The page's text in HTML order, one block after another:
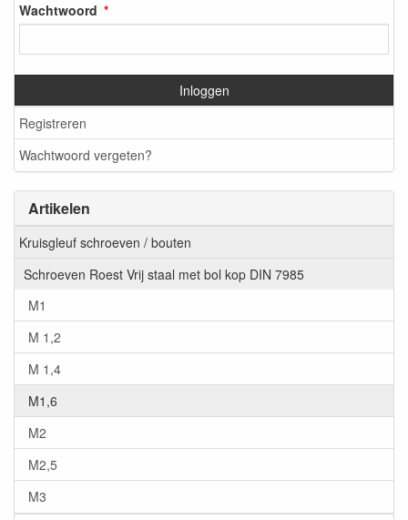
Wachtwoord
Inloggen
Registreren
Wachtwoord vergeten?
Artikelen
Kruisgleuf schroeven / bouten
Schroeven Roest Vrij staal met bol kop DIN 7985
M1
M 1,2
M 1,4
M1,6
M2
M2,5
M3